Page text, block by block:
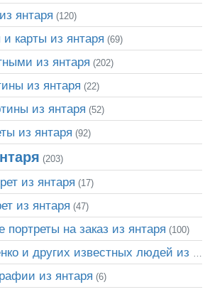
янтаря (120)
карты из янтаря (69)
из янтаря (202)
из янтаря (22)
из янтаря (52)
из янтаря (92)
(203)
из янтаря (17)
из янтаря (47)
на заказ из янтаря (100)
Портреты Шевченко и других известных людей из янтаря
из янтаря (6)